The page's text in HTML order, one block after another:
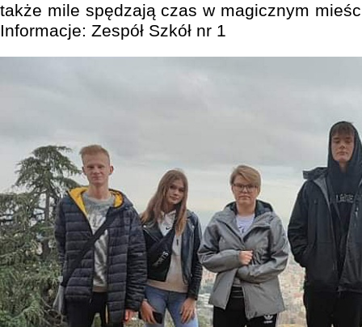
także mile spędzają czas w magicznym
Informacje: Zespół Szkół nr 1